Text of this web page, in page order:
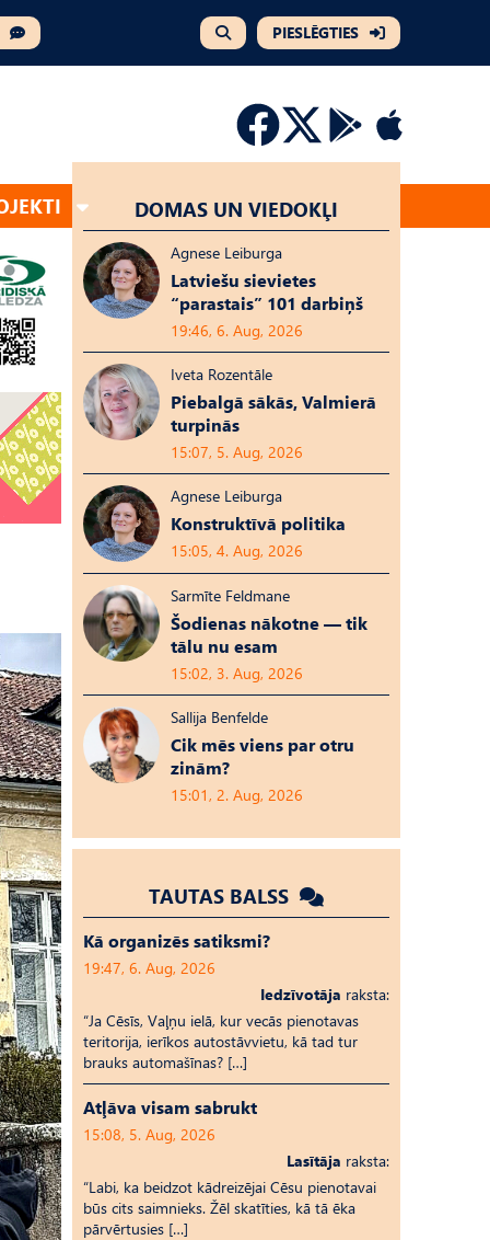
PIESLĒGTIES
DOMAS UN VIEDOKĻI
Agnese Leiburga
Latviešu sievietes
“parastais” 101 darbiņš
19:46, 6. Aug, 2026
Iveta Rozentāle
Piebalgā sākās, Valmierā
turpinās
15:07, 5. Aug, 2026
Agnese Leiburga
Konstruktīvā politika
15:05, 4. Aug, 2026
Sarmīte Feldmane
Šodienas nākotne — tik
tālu nu esam
15:02, 3. Aug, 2026
Sallija Benfelde
Cik mēs viens par otru
zinām?
15:01, 2. Aug, 2026
TAUTAS BALSS
Kā organizēs satiksmi?
19:47, 6. Aug, 2026
Iedzīvotāja raksta:
“Ja Cēsīs, Vaļņu ielā, kur vecās pienotavas
teritorija, ierīkos autostāvvietu, kā tad tur
brauks automašīnas? […]
Atļāva visam sabrukt
15:08, 5. Aug, 2026
Lasītāja raksta:
“Labi, ka beidzot kādreizējai Cēsu pienotavai
būs cits saimnieks. Žēl skatīties, kā tā ēka
pārvērtusies […]